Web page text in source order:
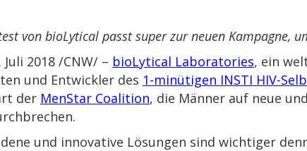
von bioLytical passt super zur neuen Kampagne,
Juli 2018 /CNW/ – bioLytical Laboratories, ein
und Entwickler des 1-minütigen INSTI HIV-
der MenStar Coalition, die Männer auf neue
und innovative Lösungen sind wichtiger